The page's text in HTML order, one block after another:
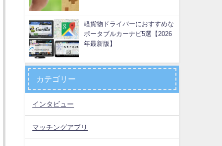
軽貨物ドライバーにおすすめな
ポータブルカーナビ5選【2026
年最新版】
カテゴリー
インタビュー
マッチングアプリ